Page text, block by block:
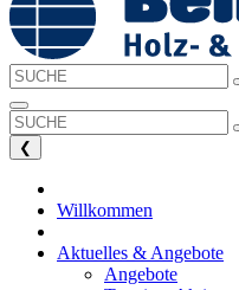
❮
Willkommen
Aktuelles & Angebote
Angebote